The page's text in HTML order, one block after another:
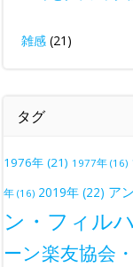
雑感 (21)
タグ
1976年 (21) 1977年 (16)
年 (16) 2019年 (22) ア
ン・フィル
ーン楽友協会